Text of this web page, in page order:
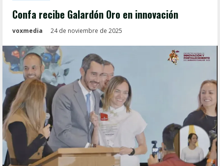
Confa recibe Galardón Oro en innovación
voxmedia 24 de noviembre de 2025